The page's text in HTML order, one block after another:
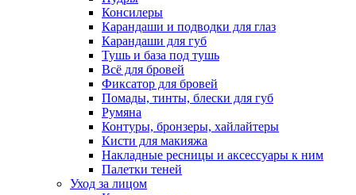
Консилеры
Карандаши и подводки для глаз
Карандаши для губ
Тушь и база под тушь
Всё для бровей
Фиксатор для бровей
Помады, тинты, блески для губ
Румяна
Контуры, бронзеры, хайлайтеры
Кисти для макияжа
Накладные ресницы и аксессуары к ним
Палетки теней
Уход за лицом